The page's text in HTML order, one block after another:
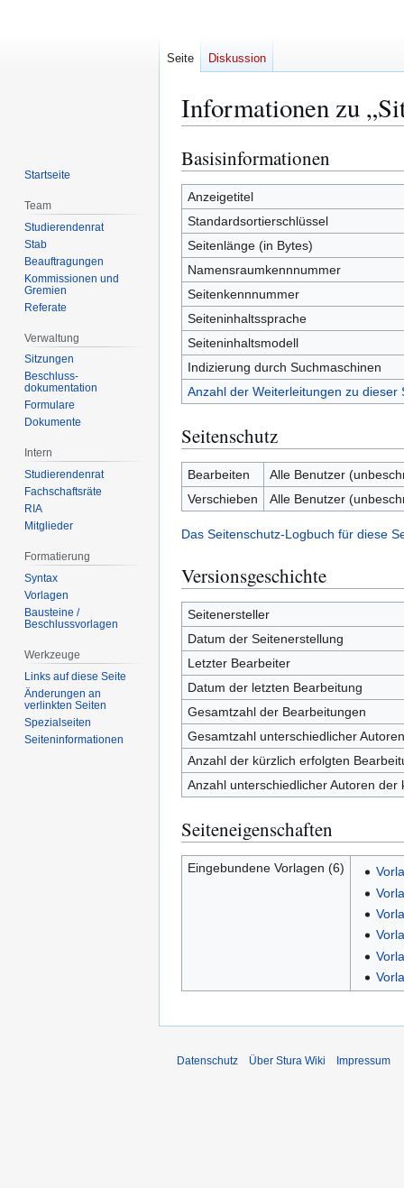
Informationen zu
Zur
Navigation
springen
Zur
Suche
springen
Basisinformationen
Anzeigetitel
Standardsortierschlüssel
Seitenlänge (in Bytes)
Namensraumkennnummer
Seitenkennnummer
Seiteninhaltssprache
Seiteninhaltsmodell
Indizierung durch Suchmaschinen
Anzahl der Weiterleitungen zu dieser
Seitenschutz
Bearbeiten
Alle Benutzer
Verschieben
Alle Benutzer
Das Seitenschutz-Logbuch für diese
Versionsgeschichte
Seitenersteller
Datum der Seitenerstellung
Letzter Bearbeiter
Datum der letzten Bearbeitung
Gesamtzahl der Bearbeitungen
Gesamtzahl unterschiedlicher Autoren
Anzahl der kürzlich erfolgten
Anzahl unterschiedlicher Autoren
Seiteneigenschaften
Eingebundene Vorlagen (6)
Seite Diskussion
Startseite
Team
Studierendenrat
Stab
Beauftragungen
Kommissionen und
Gremien
Referate
Verwaltung
Sitzungen
Beschluss-
dokumentation
Formulare
Dokumente
Intern
Studierendenrat
Fachschaftsräte
RIA
Mitglieder
Formatierung
Syntax
Vorlagen
Bausteine /
Beschlussvorlagen
Werkzeuge
Links auf diese Seite
Änderungen an
verlinkten Seiten
Spezialseiten
Seiten­­informationen
Datenschutz Über Stura Wiki Impressum